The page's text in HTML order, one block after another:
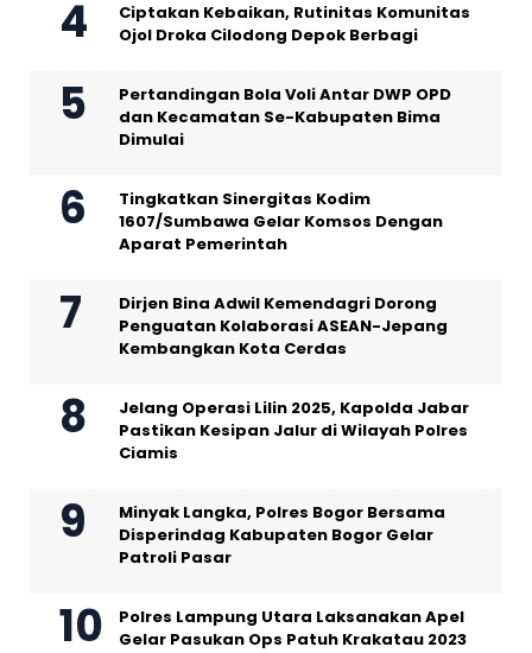
Ciptakan Kebaikan, Rutinitas Komunitas
Ojol Droka Cilodong Depok Berbagi
Pertandingan Bola Voli Antar DWP OPD
dan Kecamatan Se-Kabupaten Bima
Dimulai
Tingkatkan Sinergitas Kodim
1607/Sumbawa Gelar Komsos Dengan
Aparat Pemerintah
Dirjen Bina Adwil Kemendagri Dorong
Penguatan Kolaborasi ASEAN-Jepang
Kembangkan Kota Cerdas
Jelang Operasi Lilin 2025, Kapolda Jabar
Pastikan Kesipan Jalur di Wilayah Polres
Ciamis
Minyak Langka, Polres Bogor Bersama
Disperindag Kabupaten Bogor Gelar
Patroli Pasar
Polres Lampung Utara Laksanakan Apel
Gelar Pasukan Ops Patuh Krakatau 2023